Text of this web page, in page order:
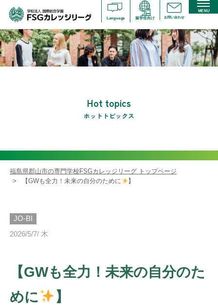
MENU
Language
留学生向け お問い合わせ
Hot topics
ホットトピックス
福島県郡山市の専門学校FSGカレッジリーグ トップページ
【GWも全力！未来の自分のために
】
JO-BI
2026/5/7/ 木
【GWも全力！未来の自分のた
めに
】